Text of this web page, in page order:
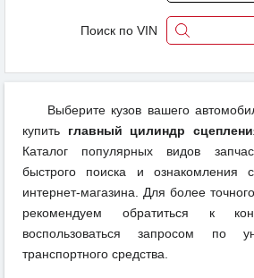
Поиск по VIN
Выберите кузов вашего
купить главный цилиндр
Каталог популярных видов
быстрого поиска и ознакомления
интернет-магазина. Для более
рекомендуем обратиться к
воспользоваться запросом по
транспортного средства.